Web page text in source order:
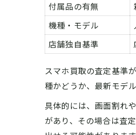
付属品の有無
機種・モデル
店舗独自基準
スマホ買取の査定基準
種かどうか、最新モデ
具体的には、画面割れ
があり、その場合は査